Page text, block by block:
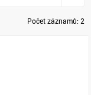
Počet záznamů: 2